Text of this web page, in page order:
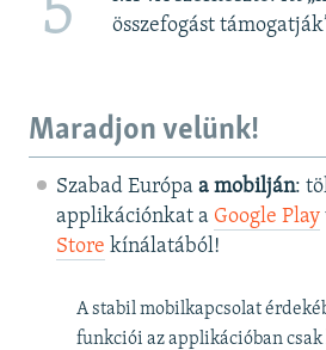
5
összefogást
Maradjon velünk!
Szabad Európa a mobilján:
applikációnkat a Google Play
Store kínálatából!
A stabil mobilkapcsolat
funkciói az applikációban